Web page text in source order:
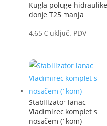
Kugla poluge hidraulike
donje T25 manja
4,65 € uključ. PDV
Stabilizator lanac
Vladimirec komplet s
nosačem (1kom)